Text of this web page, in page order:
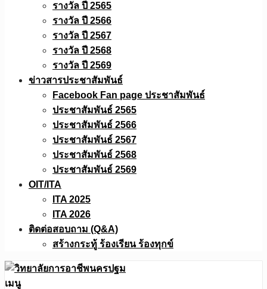
รางวัล ปี 2565
รางวัล ปี 2566
รางวัล ปี 2567
รางวัล ปี 2568
รางวัล ปี 2569
ข่าวสารประชาสัมพันธ์
Facebook Fan page ประชาสัมพันธ์
ประชาสัมพันธ์ 2565
ประชาสัมพันธ์ 2566
ประชาสัมพันธ์ 2567
ประชาสัมพันธ์ 2568
ประชาสัมพันธ์ 2569
OIT/ITA
ITA 2025
ITA 2026
ติดต่อสอบถาม (Q&A)
สร้างกระทู้ ร้องเรียน ร้องทุกข์
เมนู